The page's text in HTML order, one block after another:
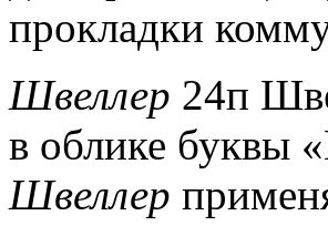
прокладки
Швеллер 24п
в облике буквы
Швеллер